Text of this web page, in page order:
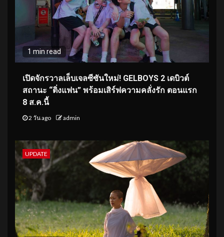
1 min read
เปิดจักรวาลเล็บเจลซีซันใหม่! GELBOYS 2 เดบิวต์
สถานะ “ติ่งแฟน” พร้อมเสิร์ฟความคลั่งรัก ตอนแรก
8 ส.ค.นี้
2 วัน ago admin
UPDATE